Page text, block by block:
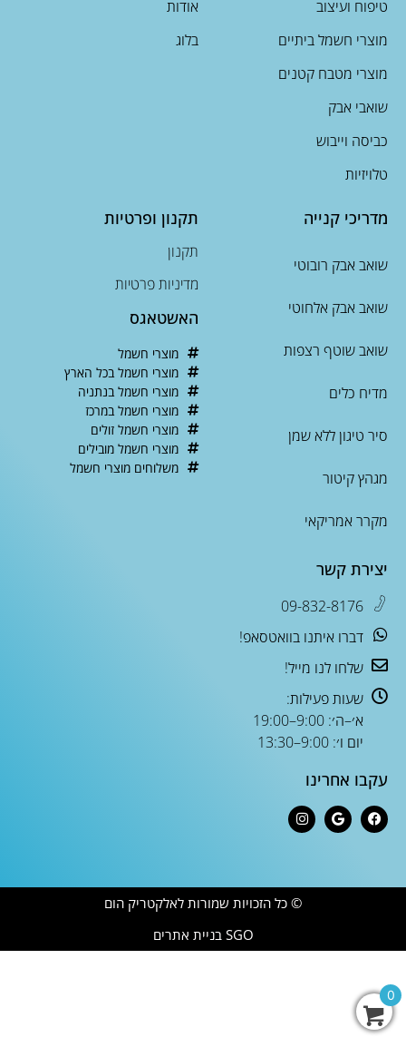
טיפוח ועיצוב
מוצרי חשמל ביתיים
מוצרי מטבח קטנים
שואבי אבק
כביסה וייבוש
טלויזיות
אודות
בלוג
מדריכי קנייה
שואב אבק רובוטי
שואב אבק אלחוטי
שואב שוטף רצפות
מדיח כלים
סיר טיגון ללא שמן
מגהץ קיטור
מקרר אמריקאי
תקנון ופרטיות
תקנון
מדיניות פרטיות
האשטאגס
מוצרי חשמל
מוצרי חשמל בכל הארץ
מוצרי חשמל בנתניה
מוצרי חשמל במרכז
מוצרי חשמל זולים
מוצרי חשמל מובילים
משלוחים מוצרי חשמל
יצירת קשר
09-832-8176
דברו איתנו בוואטסאפ!
שלחו לנו מייל!
שעות פעילות:
א׳–ה׳: 9:00–19:00
יום ו׳: 9:00–13:30
עקבו אחרינו
© כל הזכויות שמורות לאלקטריק הום
SGO בניית אתרים
0